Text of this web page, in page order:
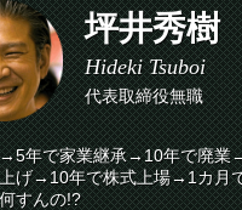
坪井秀樹
Hideki Tsuboi
代表取締役無職
→5年で家業継承→10年で廃業
上げ→10年で株式上場→1カ月
すんの!?